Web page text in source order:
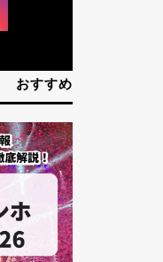
おすすめ